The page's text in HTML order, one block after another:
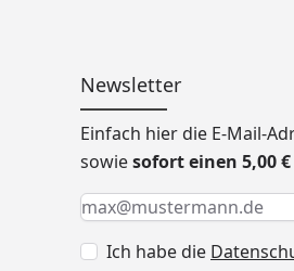
Newsletter
Einfach hier die E-Mail-
sowiesofort einen 5,00
Keine Eingabe
Eingabe erforderlich
E-Mail *
Ich habe die